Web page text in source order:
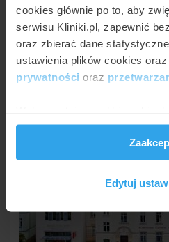
cookies głównie po to, aby
serwisu Kliniki.pl, zapewnić
oraz zbierać dane
ustawienia plików cookies
prywatności oraz
i reklam, aby oferować funkcje
analizować ruch w naszej
korzystasz z naszej witryny,
społecznościowym,
otrzymanymi od Ciebie lub
korzystania z ich usług.
Edytuj
Pokaż więcej